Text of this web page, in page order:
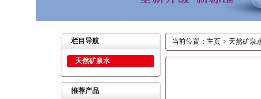
栏目导航
天然矿泉水
推荐产品
当前位置： 主页 > 天然矿泉